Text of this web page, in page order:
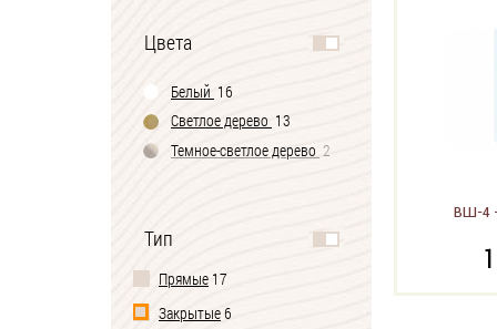
Цвета
Белый 16
Светлое дерево 13
Темное-cветлое дерево 2
Тип
Прямые 17
Закрытые6
ВШ-4